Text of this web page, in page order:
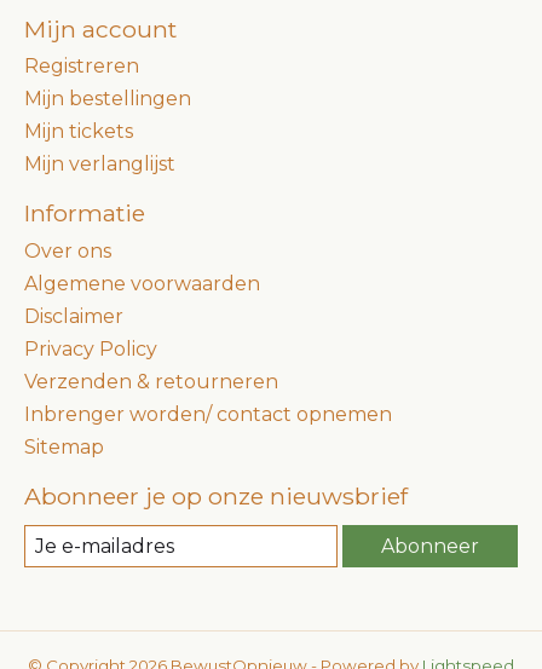
Mijn account
Registreren
Mijn bestellingen
Mijn tickets
Mijn verlanglijst
Informatie
Over ons
Algemene voorwaarden
Disclaimer
Privacy Policy
Verzenden & retourneren
Inbrenger worden/ contact opnemen
Sitemap
Abonneer je op onze nieuwsbrief
Abonneer
© Copyright 2026 BewustOpnieuw - Powered by Lightspeed